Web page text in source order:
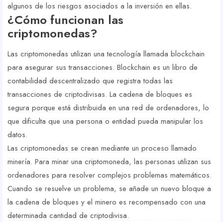
algunos de los riesgos asociados a la inversión en ellas.
¿Cómo funcionan las
criptomonedas?
Las criptomonedas utilizan una tecnología llamada blockchain
para asegurar sus transacciones. Blockchain es un libro de
contabilidad descentralizado que registra todas las
transacciones de criptodivisas. La cadena de bloques es
segura porque está distribuida en una red de ordenadores, lo
que dificulta que una persona o entidad pueda manipular los
datos.
Las criptomonedas se crean mediante un proceso llamado
minería. Para minar una criptomoneda, las personas utilizan sus
ordenadores para resolver complejos problemas matemáticos.
Cuando se resuelve un problema, se añade un nuevo bloque a
la cadena de bloques y el minero es recompensado con una
determinada cantidad de criptodivisa.